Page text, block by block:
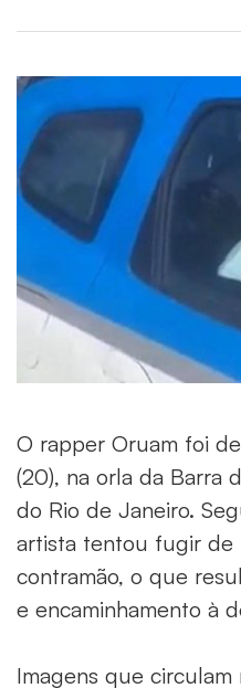
O rapper Oruam foi
(20), na orla da Barra
do Rio de Janeiro.
artista tentou fugir de
contramão, o que
e encaminhamento à
Imagens que circulam